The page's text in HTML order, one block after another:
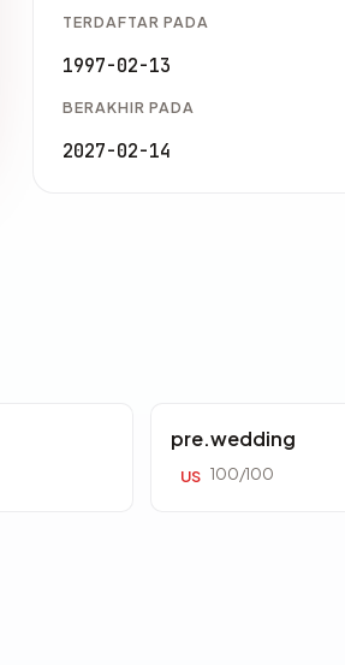
TERDAFTAR PADA
1997-02-13
BERAKHIR PADA
2027-02-14
pre.wedding
US 100/100